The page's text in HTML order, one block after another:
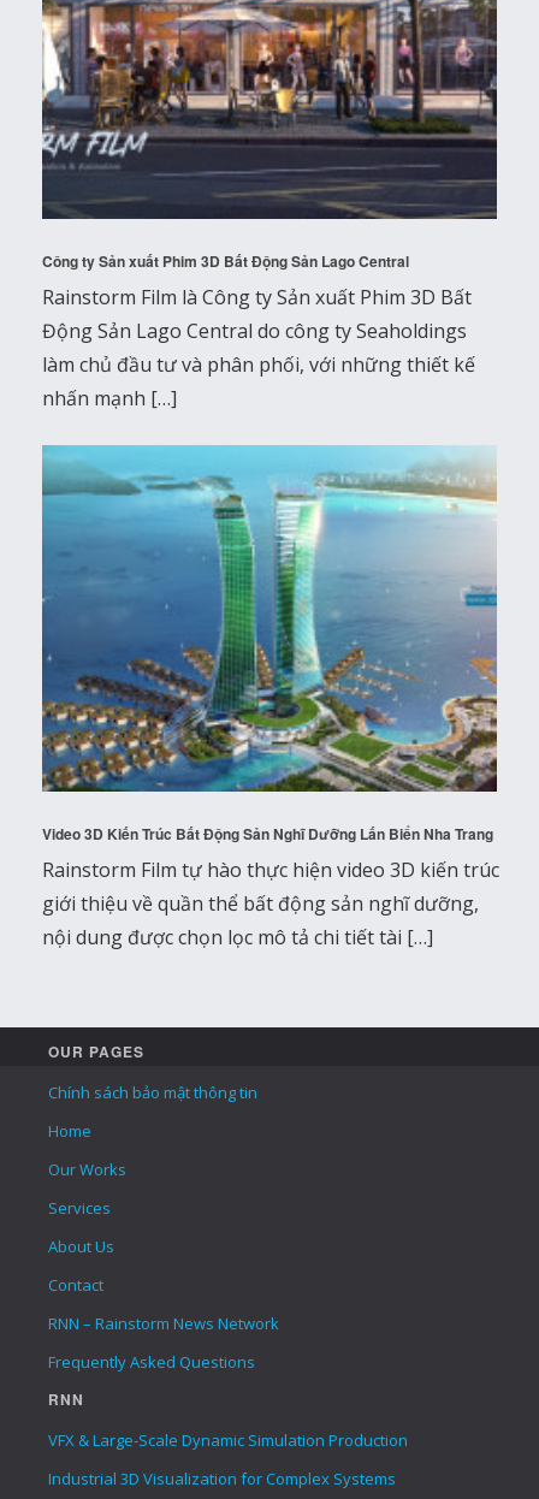
Công ty Sản xuất Phim 3D Bất Động Sản Lago Central
Rainstorm Film là Công ty Sản xuất Phim 3D Bất
Động Sản Lago Central do công ty Seaholdings
làm chủ đầu tư và phân phối, với những thiết kế
nhấn mạnh […]
Video 3D Kiến Trúc Bất Động Sản Nghĩ Dưỡng Lấn Biển Nha Trang
Rainstorm Film tự hào thực hiện video 3D kiến trúc
giới thiệu về quần thể bất động sản nghĩ dưỡng,
nội dung được chọn lọc mô tả chi tiết tài […]
OUR PAGES
Chính sách bảo mật thông tin
Home
Our Works
Services
About Us
Contact
RNN – Rainstorm News Network
Frequently Asked Questions
RNN
VFX & Large-Scale Dynamic Simulation Production
Industrial 3D Visualization for Complex Systems